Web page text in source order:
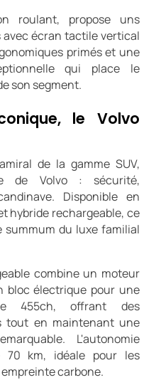
roulant, propose uns
écran tactile vertical
primés et une
qui place le
son segment.
le Volvo
de la gamme SUV,
de Volvo : sécurité,
Disponible en
hybride rechargeable, ce
summum du luxe familial
combine un moteur
bloc électrique pour une
455ch, offrant des
tout en maintenant une
L'autonomie
70 km, idéale pour les
carbone.